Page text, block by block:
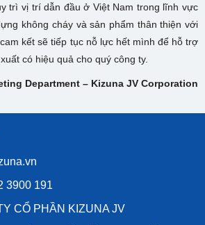
trì vị trí dẫn đầu ở Việt Nam trong lĩnh vực
không cháy và sản phẩm thân thiện với
kết sẽ tiếp tục nỗ lực hết mình để hỗ trợ
có hiệu quả cho quý công ty.
Department – Kizuna JV Corporation
3900 191
CỔ PHẦN KIZUNA JV